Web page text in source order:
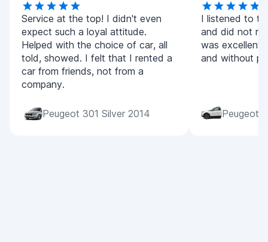
Service at the top! I didn't even
expect such a loyal attitude.
Helped with the choice of car, all
told, showed. I felt that I rented a
car from friends, not from a
company.
Peugeot 301 Silver 2014
I listened to
and did not
was
and without
Peugeot